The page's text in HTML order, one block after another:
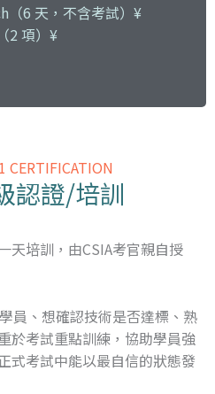
（6 天，不含考試）¥
2 項）¥
CERTIFICATION
認證/培訓
天培訓，由CSIA考官親自授
員、想確認技術是否達標、熟
於考試重點訓練，協助學員強
式考試中能以最自信的狀態發